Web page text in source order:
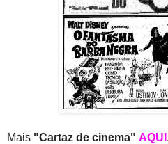
Mais "Cartaz de cinema" AQUI .